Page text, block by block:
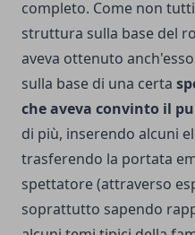
completo. Come non
struttura sulla base del
aveva ottenuto
sulla base di una certa
che aveva convinto il
di più, inserendo alcuni
trasferendo la portata
spettatore (attraverso
soprattutto sapendo